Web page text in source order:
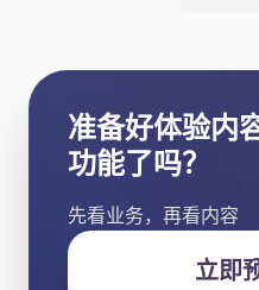
准备好体验内
功能了吗？
先看业务，再看内容
立即